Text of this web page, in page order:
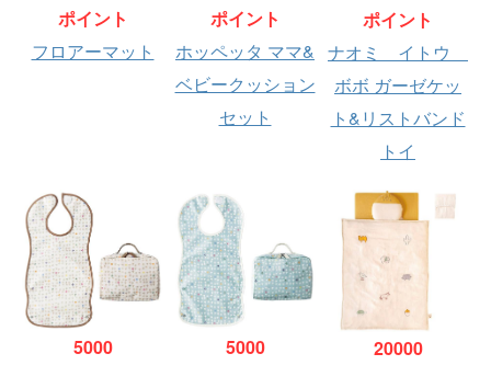
ポイント
フロアーマット
ポイント
ホッペッタ ママ&
ベビークッション
セット
ポイント
ナオミ イトウ
ボボ ガーゼケッ
ト&リストバンド
トイ
5000
5000
20000